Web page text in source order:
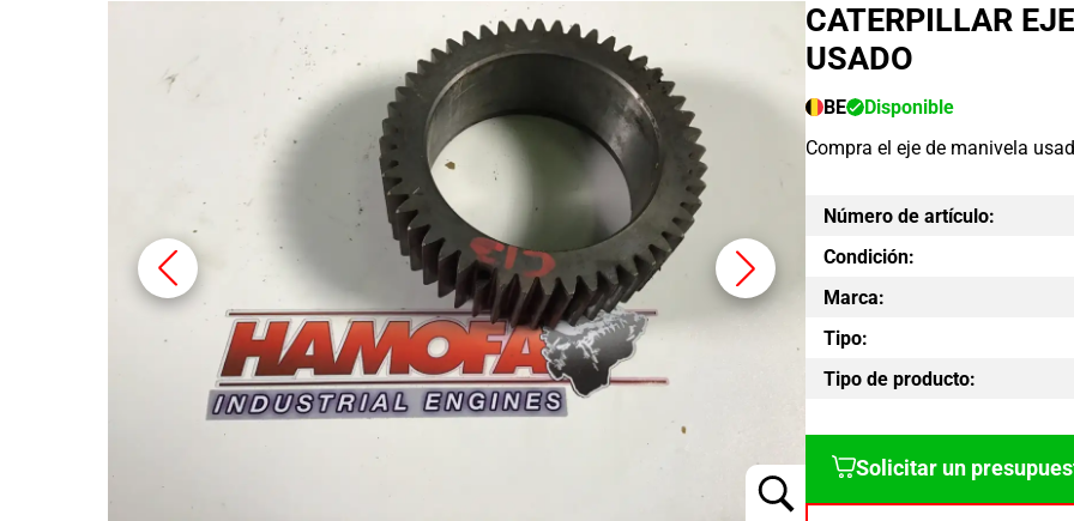
CATERPILLAR
USADO
BE
Disponible
Compra el eje de manivela
Número de artículo:
Condición:
Marca:
Tipo:
Tipo de producto:
Solicitar un